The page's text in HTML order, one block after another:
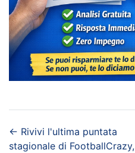
← Rivivi l'ultima puntata
stagionale di FootballCrazy,